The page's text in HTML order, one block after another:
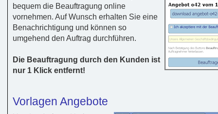
bequem die Beauftragung online
vornehmen. Auf Wunsch erhalten Sie eine
Benachrichtigung und können so
umgehend den Auftrag durchführen.
Die Beauftragung durch den Kunden ist
nur 1 Klick entfernt!
Vorlagen Angebote